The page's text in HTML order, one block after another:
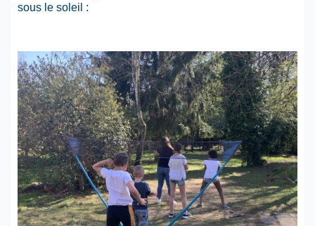
sous le soleil :